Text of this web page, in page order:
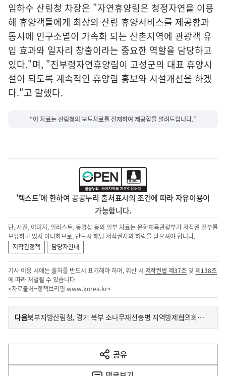
임하수 산림청 차장은 "자연휴양림은 청정자연을 이용
해 휴양객들에게 최상의 산림 휴양서비스를 제공함과
동시에 인구소멸이 가속화 되는 산촌지역에 관광객 유
입 효과와 일자리 창출이라는 중요한 역할을 담당하고
있다."며, "진부령자연휴양림이 고성군의 대표 휴양시
설이 되도록 계속적인 휴양림 홍보와 시설개선을 하겠
다."고 말했다.
“이 자료는 산림청의 보도자료를 전재하여 제공함을 알려드립니다.”
'텍스트'에 한하여 공공누리 출처표시의 조건에 따라 자유이용이
가능합니다.
단, 사진, 이미지, 일러스트, 동영상 등의 일부 자료는 문화체육관광부가 저작권 전부를
보유하고 있지 아니하므로, 반드시 해당 저작권자의 허락을 받으셔야 합니다.
저작권정책
담당자안내
기사 이용 시에는 출처를 반드시 표기해야 하며, 위반 시 저작권법 제37조 및제138조
에 따라 처벌될 수 있습니다.
<자료출처=정책브리핑 www.korea.kr>
이
전
다
음
다음기
사
북부지방산림청, 경기 북부 소나무재선충병 지역방제협의회 개최
공유
열
기